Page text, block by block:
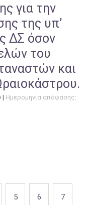
για την
της υπ’
ΔΣ όσον
του
και
| Ημερομηνία απόφασης:
5 6 7